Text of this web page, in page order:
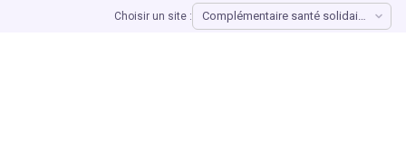
Choisir un site :